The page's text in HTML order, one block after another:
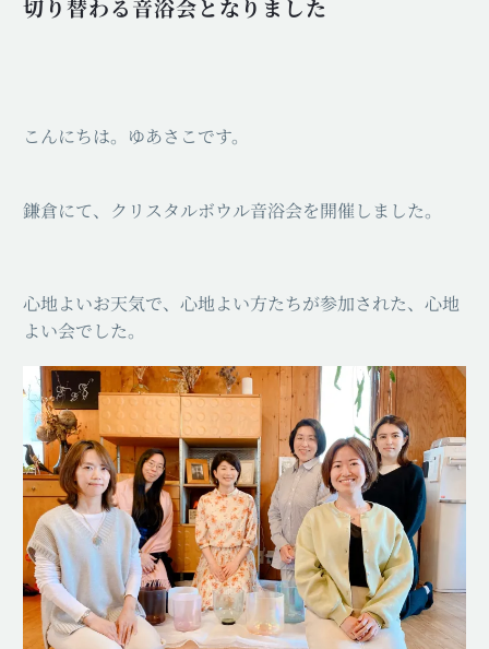
切り替わる音浴会となりました
こんにちは。ゆあさこです。
鎌倉にて、クリスタルボウル音浴会を開催しました。
心地よいお天気で、心地よい方たちが参加された、心地
よい会でした。